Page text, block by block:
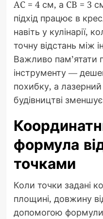
AC = 4 см, а CB = 3
підхід працює в
навіть у кулінарії,
точну відстань між
Важливо пам’ятати
інструменту —
похибку, а
будівництві зменшує
формула
точками
Коли точки задані
площині, довжину
допомогою формули